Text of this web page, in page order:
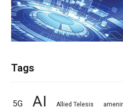
Tags
5G AI Allied Telesis